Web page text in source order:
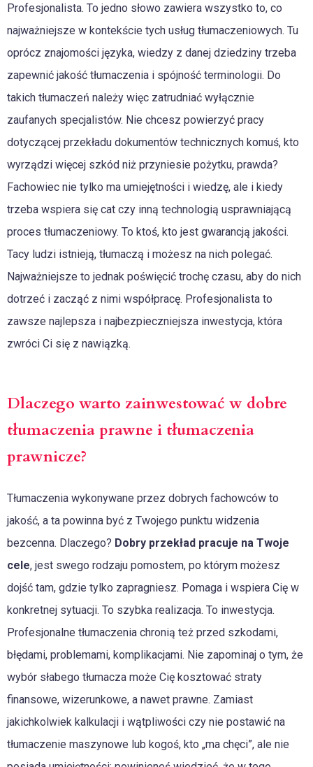
Profesjonalista. To jedno słowo zawiera wszystko to, co
najważniejsze w kontekście tych usług tłumaczeniowych. Tu
oprócz znajomości języka, wiedzy z danej dziedziny trzeba
zapewnić jakość tłumaczenia i spójność terminologii. Do
takich tłumaczeń należy więc zatrudniać wyłącznie
zaufanych specjalistów. Nie chcesz powierzyć pracy
dotyczącej przekładu dokumentów technicznych komuś, kto
wyrządzi więcej szkód niż przyniesie pożytku, prawda?
Fachowiec nie tylko ma umiejętności i wiedzę, ale i kiedy
trzeba wspiera się cat czy inną technologią usprawniającą
proces tłumaczeniowy. To ktoś, kto jest gwarancją jakości.
Tacy ludzi istnieją, tłumaczą i możesz na nich polegać.
Najważniejsze to jednak poświęcić trochę czasu, aby do nich
dotrzeć i zacząć z nimi współpracę. Profesjonalista to
zawsze najlepsza i najbezpieczniejsza inwestycja, która
zwróci Ci się z nawiązką.
Dlaczego warto zainwestować w dobre
tłumaczenia prawne i tłumaczenia
prawnicze?
Tłumaczenia wykonywane przez dobrych fachowców to
jakość, a ta powinna być z Twojego punktu widzenia
bezcenna. Dlaczego? Dobry przekład pracuje na Twoje
cele, jest swego rodzaju pomostem, po którym możesz
dojść tam, gdzie tylko zapragniesz. Pomaga i wspiera Cię w
konkretnej sytuacji. To szybka realizacja. To inwestycja.
Profesjonalne tłumaczenia chronią też przed szkodami,
błędami, problemami, komplikacjami. Nie zapominaj o tym, że
wybór słabego tłumacza może Cię kosztować straty
finansowe, wizerunkowe, a nawet prawne. Zamiast
jakichkolwiek kalkulacji i wątpliwości czy nie postawić na
tłumaczenie maszynowe lub kogoś, kto „ma chęci”, ale nie